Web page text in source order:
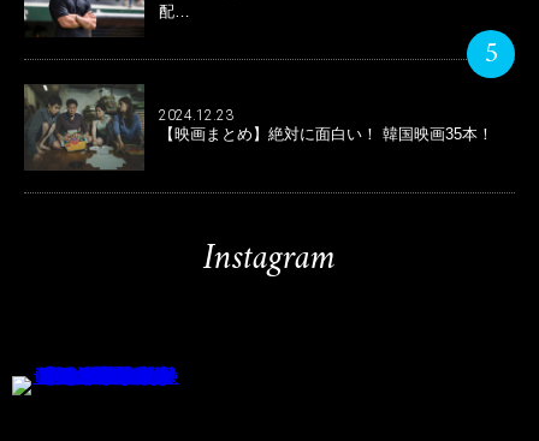
配…
5
2024.12.23
【映画まとめ】絶対に面白い！ 韓国映画35本！
Instagram